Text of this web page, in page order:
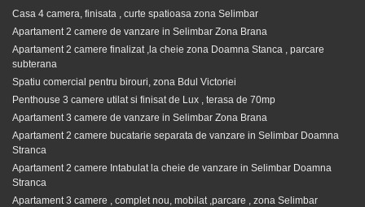
Apartament Golden: Nou, mobilat și utilat în Șelimbăr
380 EUR
Casa 4 camera, finisata , curte spatioasa zona Selimbar
Apartament 2 camere de vanzare in Selimbar Zona Brana
Apartament 2 camere finalizat ,la cheie zona Doamna Stanca , parcare
subterana
Spatiu comercial pentru birouri, zona Bdul Victoriei
Penthouse 3 camere utilat si finisat de Lux , terasa de 70mp
Apartament 3 camere de vanzare in Selimbar Zona Brana
Apartament 2 camere bucatarie separata de vanzare in Selimbar Doamna
Stranca
Apartament 2 camere Intabulat la cheie de vanzare in Selimbar Doamna
Stranca
Apartament 3 camere , complet nou, mobilat ,parcare , zona Selimbar